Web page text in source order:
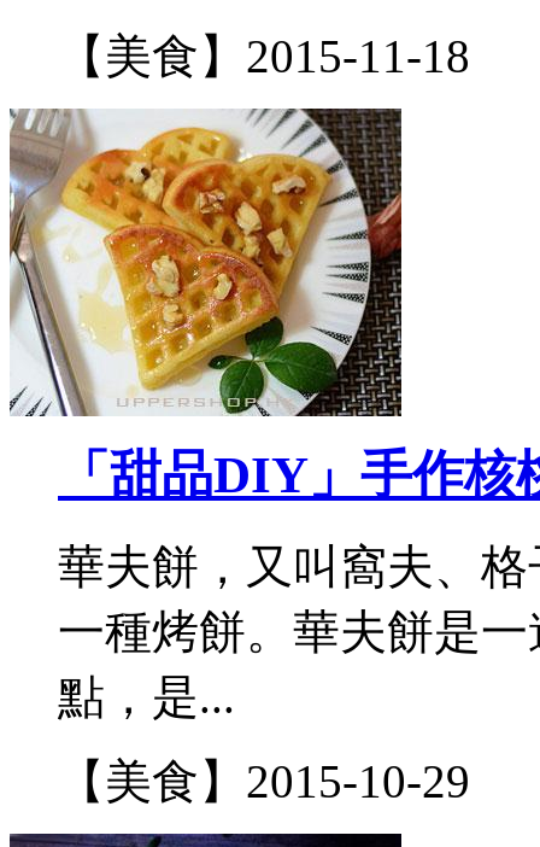
【美食】 2015-11-18
「甜品DIY」手作核
華夫餅，又叫窩夫、
一種烤餅。華夫餅是
點，是...
【美食】 2015-10-29